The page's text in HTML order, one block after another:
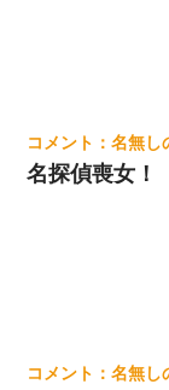
名無し
名探偵喪女！
名無し